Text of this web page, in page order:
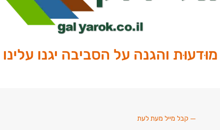
מוּדעוּת והגנה על הסביבה יגנו עלינו
קבל מייל מעת לעת